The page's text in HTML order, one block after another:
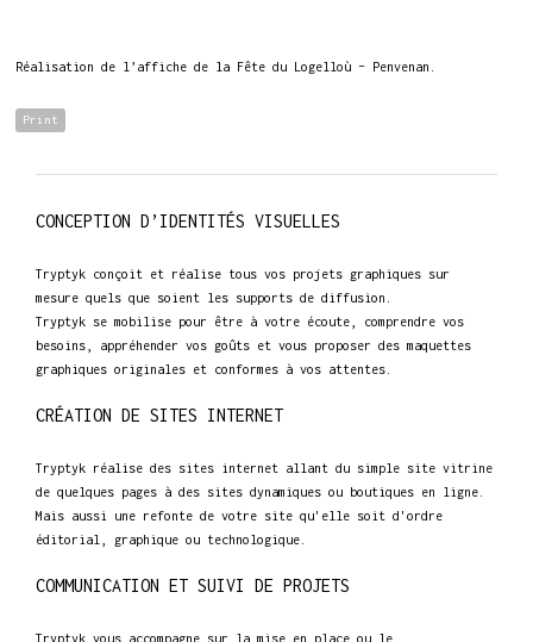
Réalisation de l’affiche de la Fête du Logelloù – Penvenan.
Print
CONCEPTION D’IDENTITÉS VISUELLES
Tryptyk conçoit et réalise tous vos projets graphiques sur
mesure quels que soient les supports de diffusion.
Tryptyk se mobilise pour être à votre écoute, comprendre vos
besoins, appréhender vos goûts et vous proposer des maquettes
graphiques originales et conformes à vos attentes.
CRÉATION DE SITES INTERNET
Tryptyk réalise des sites internet allant du simple site vitrine
de quelques pages à des sites dynamiques ou boutiques en ligne.
Mais aussi une refonte de votre site qu'elle soit d'ordre
éditorial, graphique ou technologique.
COMMUNICATION ET SUIVI DE PROJETS
Tryptyk vous accompagne sur la mise en place ou le